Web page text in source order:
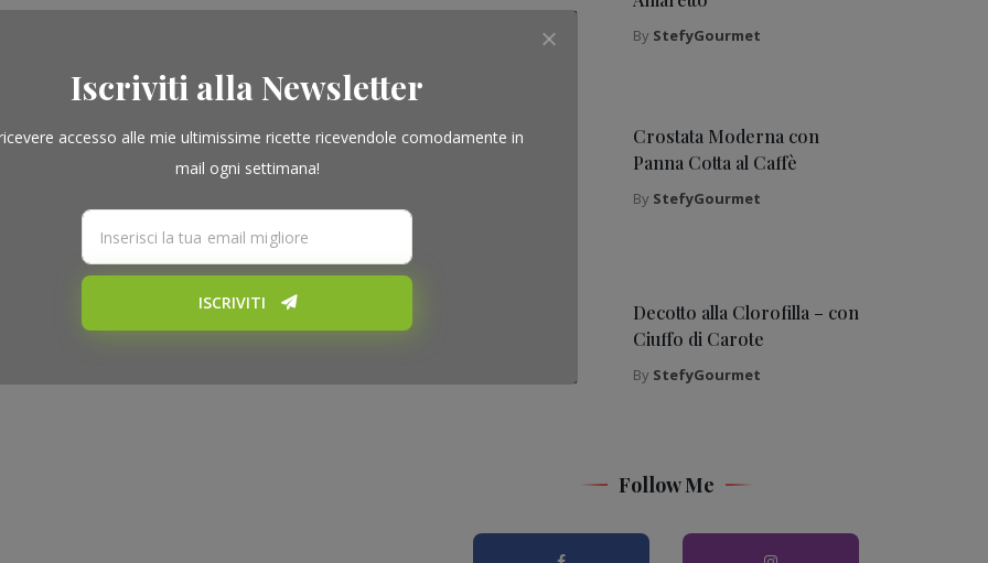
Iscriviti alla Newsletter
accesso alle mie ultimissime ricette ricevendole comodamente in
mail ogni settimana!
ISCRIVITI
By StefyGourmet
Crostata Moderna con
Panna Cotta al Caffè
By StefyGourmet
Decotto alla Clorofilla – con
Ciuffo di Carote
By StefyGourmet
Follow Me